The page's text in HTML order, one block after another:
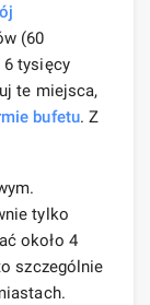
(60
tysięcy
te miejsca,
bufetu. Z
tylko
około 4
szczególnie